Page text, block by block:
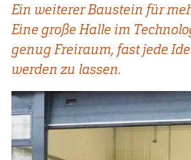
Ein weiterer Baustein für
Eine große Halle im
genug Freiraum, fast jede
werden zu lassen.